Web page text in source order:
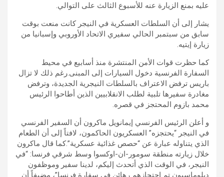
عليه بمنع الزيارة عنه للأسبوع الثالث على التوالي.
يشار إلى أن السلطات العسكرية في النيجر كانت منعت بوقت
سابق من سبتمبر الحالي سفيري الاتحاد الأوروبي وإسبانيا من
زيارة إيتيه.
كما حظرت قوات الأمن المنتشرة منذ أسابيع في محيط
السفارة الفرنسية دخول السيارات إلى المبنى.رغم ذلك لا تزال
باريس ترفض الاعتراف بالسلطات النيجرية الجديدة، وترفض
مغادرة سفيرها تلبية لطلب الانقلابيين الذين أطاحوا الرئيس
محمد بازوم المحتجز في قصره.
و أعلن الرئيس الفرنسي إيمانويل ماكرون أن السفير الفرنسي
في النيجر “يحتجزه” العسكريون الحاكمون، لافتاً إلى أن الطعام
الذي يتناوله عبارة عن “حصص غذائية عسكرية”.كما قال ماكرون
خلال زيارته منطقة سومور-ان-اوكسوا وسط شرقي فرنسا: “في
النيجر، في الوقت الذي أتحدث إليكم، لدينا سفير وموظفون
دبلوماسيون تم احتجازهم رهائن في سفارة فرنسا”، مضيفاً أن